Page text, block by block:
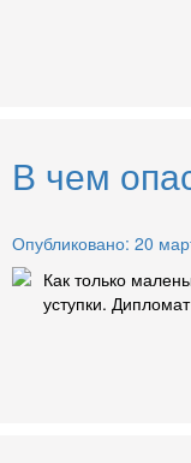
В чем
Опубликовано: 20
Как только
уступки.